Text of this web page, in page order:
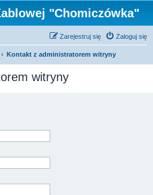
"Chomiczówka"
Zaloguj się
Zarejestruj się
Kontakt z administratorem witryny
witryny